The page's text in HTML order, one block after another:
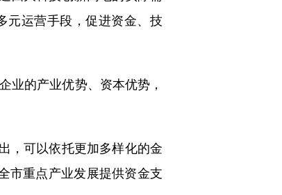
元运营手段，促进资金、技
业的产业优势、资本优势，
，可以依托更加多样化的金
市重点产业发展提供资金支